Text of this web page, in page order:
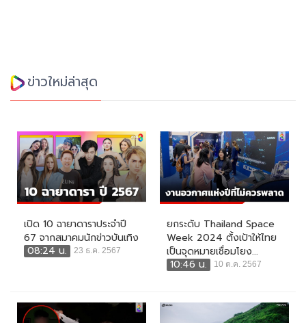
ข่าวใหม่ล่าสุด
เปิด 10 ฉายาดาราประจำปี
67 จากสมาคมนักข่าวบันเทิง
08:24 น.
23 ธ.ค. 2567
ยกระดับ Thailand Space
Week 2024 ตั้งเป้าให้ไทย
เป็นจุดหมายเชื่อมโยง...
10:46 น.
10 ต.ค. 2567